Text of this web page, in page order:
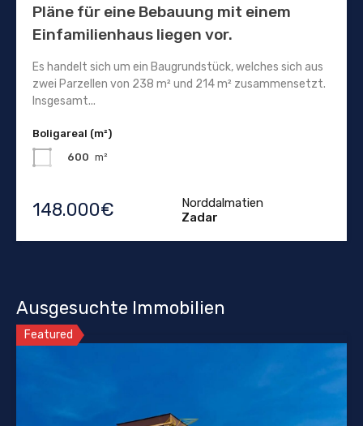
Pläne für eine Bebauung mit einem
Einfamilienhaus liegen vor.
Es handelt sich um ein Baugrundstück, welches sich aus
zwei Parzellen von 238 m² und 214 m² zusammensetzt.
Insgesamt...
Boligareal (m²)
600 m²
148.000€
Norddalmatien
Zadar
Ausgesuchte Immobilien
Featured